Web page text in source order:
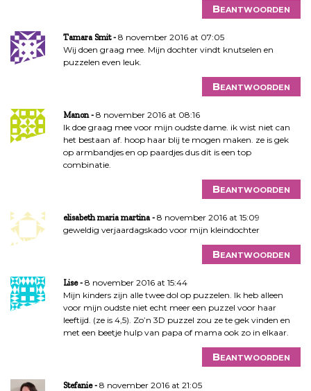
Beantwoorden
Tamara Smit
8 november 2016 at 07:05
Wij doen graag mee. Mijn dochter vindt knutselen en
puzzelen even leuk.
Beantwoorden
Manon
8 november 2016 at 08:16
Ik doe graag mee voor mijn oudste dame. ik wist niet can
het bestaan af. hoop haar blij te mogen maken. ze is gek
op armbandjes en op paardjes dus dit is een top
combinatie.
Beantwoorden
elisabeth maria martina
8 november 2016 at 15:09
geweldig verjaardagskado voor mijn kleindochter
Beantwoorden
Lise
8 november 2016 at 15:44
Mijn kinders zijn alle twee dol op puzzelen. Ik heb alleen
voor mijn oudste niet echt meer een puzzel voor haar
leeftijd. (ze is 4,5). Zo’n 3D puzzel zou ze te gek vinden en
met een beetje hulp van papa of mama ook zo in elkaar.
Beantwoorden
Stefanie
8 november 2016 at 21:05